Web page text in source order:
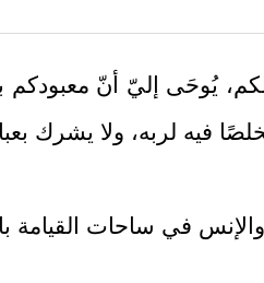
يُوحَى إليّ أنّ
فيه لربه، ولا يشرك
والإنس في ساحات القيامة